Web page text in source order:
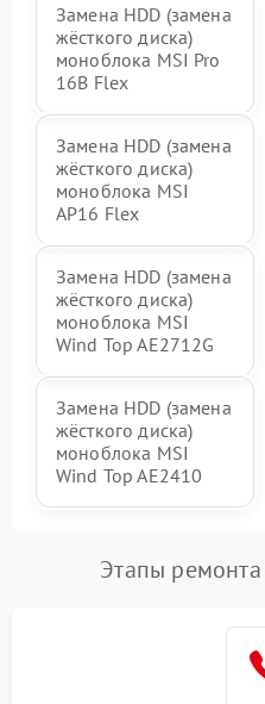
Замена HDD (замена
жёсткого диска)
моноблока MSI Pro
16B Flex
Замена HDD (замена
жёсткого диска)
моноблока MSI
AP16 Flex
Замена HDD (замена
жёсткого диска)
моноблока MSI
Wind Top AE2712G
Замена HDD (замена
жёсткого диска)
моноблока MSI
Wind Top AE2410
Этапы